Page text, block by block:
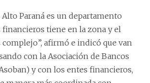
Alto Paraná es un departamento
financieros tiene en la zona y el
complejo”, afirmó e indicó que van
con la Asociación de Bancos
y con los entes financieros,